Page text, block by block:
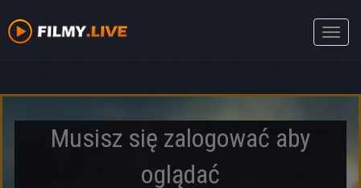
Toggle
Musisz się zalogować aby
oglądać